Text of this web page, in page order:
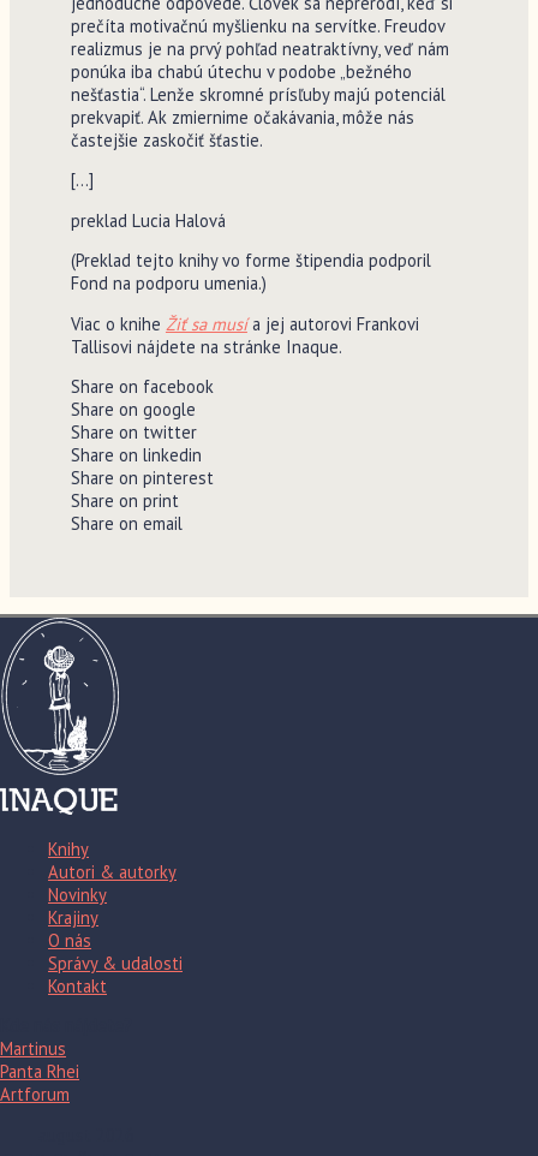
prečíta motivačnú myšlienku na servítke. Freudov
realizmus je na prvý pohľad neatraktívny, veď nám
ponúka iba chabú útechu v podobe „bežného
nešťastia“. Lenže skromné prísľuby majú potenciál
prekvapiť. Ak zmiernime očakávania, môže nás
častejšie zaskočiť šťastie.
[…]
preklad Lucia Halová
(Preklad tejto knihy vo forme štipendia podporil
Fond na podporu umenia.)
Viac o knihe Žiť sa musí a jej autorovi Frankovi
Tallisovi nájdete na stránke Inaque.
Share on facebook
Share on google
Share on twitter
Share on linkedin
Share on pinterest
Share on print
Share on email
Knihy
Autori & autorky
Novinky
Krajiny
O nás
Správy & udalosti
Kontakt
Martinus
Panta Rhei
Artforum